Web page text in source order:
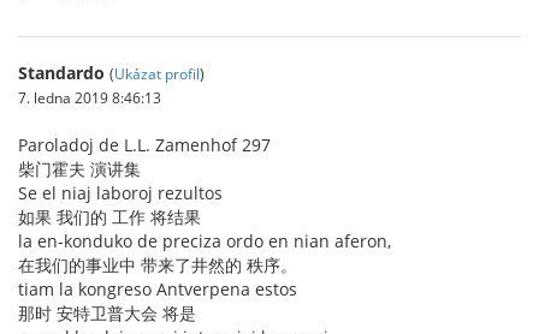
Standardo (Ukázat profil)
7. ledna 2019 8:46:13
Paroladoj de L.L. Zamenhof 297
柴门霍夫 演讲集
Se el niaj laboroj rezultos
如果 我们的 工作 将结果
la en-konduko de preciza ordo en nian aferon,
在我们的事业中 带来了井然的 秩序。
tiam la kongreso Antverpena estos
那时 安特卫普大会 将是